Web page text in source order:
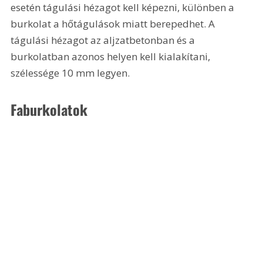
esetén tágulási hézagot kell képezni, különben a
burkolat a hőtágulások miatt berepedhet. A
tágulási hézagot az aljzatbetonban és a
burkolatban azonos helyen kell kialakítani,
szélessége 10 mm legyen.
Faburkolatok